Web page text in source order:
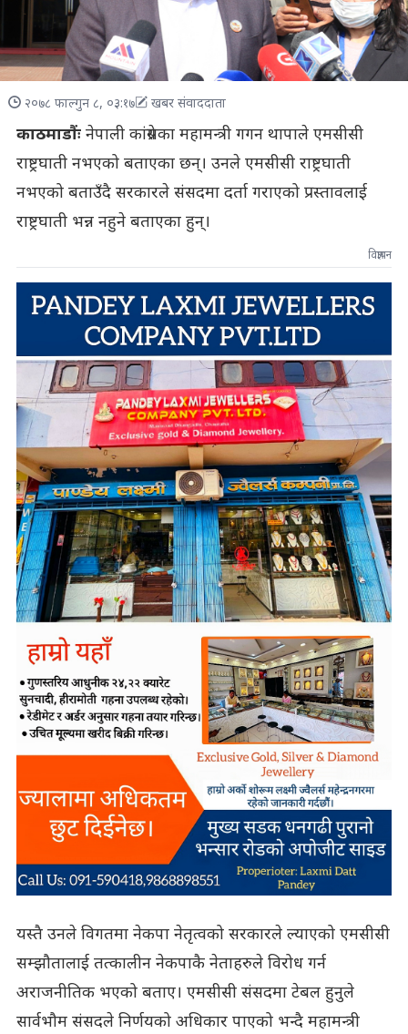
२०७८ फाल्गुन ८, ०३:१७ खबर संवाददाता
काठमाडौंः नेपाली कांग्रेसका महामन्त्री गगन थापाले एमसीसी
राष्ट्रघाती नभएको बताएका छन्। उनले एमसीसी राष्ट्रघाती
नभएको बताउँदै सरकारले संसदमा दर्ता गराएको प्रस्तावलाई
राष्ट्रघाती भन्न नहुने बताएका हुन्।
विज्ञापन
यस्तै उनले विगतमा नेकपा नेतृत्वको सरकारले ल्याएको एमसीसी
सम्झौतालाई तत्कालीन नेकपाकै नेताहरुले विरोध गर्न
अराजनीतिक भएको बताए। एमसीसी संसदमा टेबल हुनुले
सार्वभौम संसदले निर्णयको अधिकार पाएको भन्दै महामन्त्री